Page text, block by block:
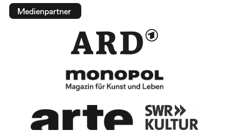
Medienpartner